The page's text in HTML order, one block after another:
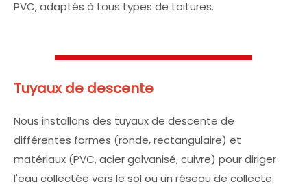
PVC, adaptés à tous types de toitures.
Tuyaux de descente
Nous installons des tuyaux de descente de
différentes formes (ronde, rectangulaire) et
matériaux (PVC, acier galvanisé, cuivre) pour diriger
l'eau collectée vers le sol ou un réseau de collecte.